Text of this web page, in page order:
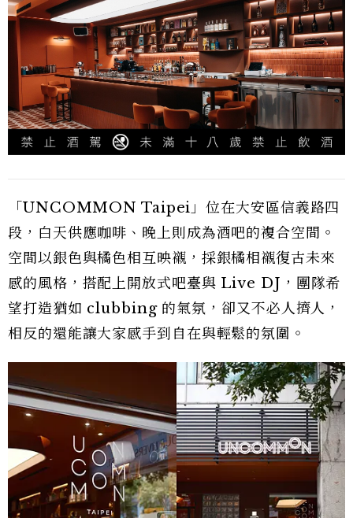
「UNCOMMON Taipei」位在大安區信義路四
段，白天供應咖啡、晚上則成為酒吧的複合空間。
空間以銀色與橘色相互映襯，採銀橘相襯復古未來
感的風格，搭配上開放式吧臺與 Live DJ，團隊希
望打造猶如 clubbing 的氣氛，卻又不必人擠人，
相反的還能讓大家感手到自在與輕鬆的氛圍。